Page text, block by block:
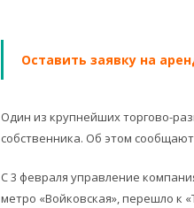
Оставить заявку на
Один из крупнейших торгово-
собственника. Об этом
С 3 февраля управление
метро «Войковская», перешло к